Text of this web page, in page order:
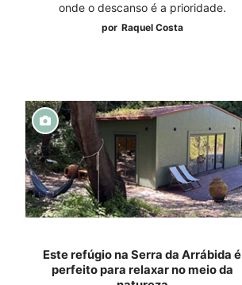
onde o descanso é a prioridade.
por Raquel Costa
Este refúgio na Serra da Arrábida é
perfeito para relaxar no meio da